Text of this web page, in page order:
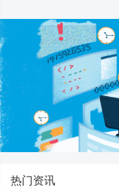
热门资讯